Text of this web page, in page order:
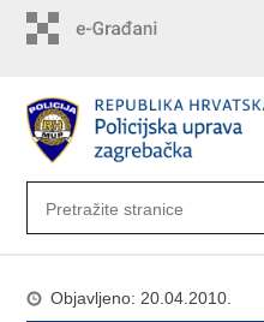
Objavljeno: 20.04.2010.